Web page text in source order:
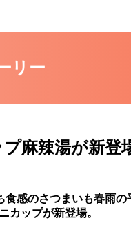
リー
麻辣湯が新登
感のさつまいも春雨
カップが新登場。